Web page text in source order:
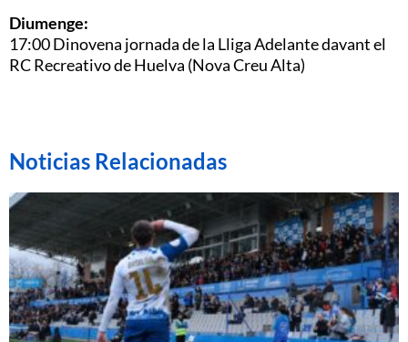
Diumenge:
17:00 Dinovena jornada de la Lliga Adelante davant el
RC Recreativo de Huelva (Nova Creu Alta)
Noticias Relacionadas